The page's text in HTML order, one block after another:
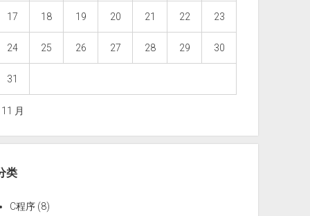
17 18 19 20 21 22 23
24 25 26 27 28 29 30
31
11 月
类
C程序 (8)